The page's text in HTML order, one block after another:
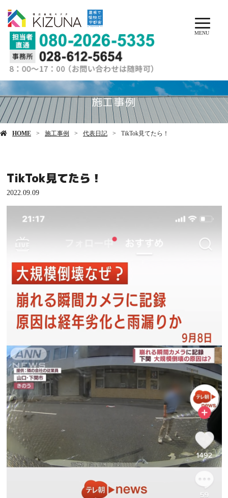
MENU
施工事例
HOME 施工事例 代表日記 TikTok見てたら！
TikTok見てたら！
2022.09.09